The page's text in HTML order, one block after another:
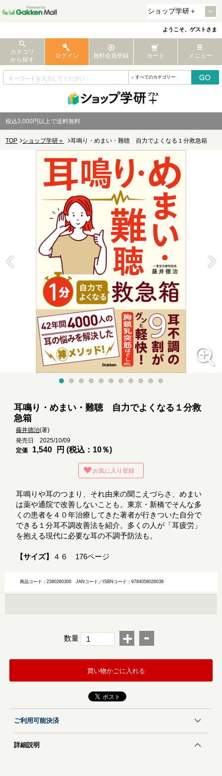
ようこそ、ゲストさま
カテゴリ
から探す
ログイン 無料会員登録 カート メニュー
税込3,000円以上で送料無料
TOP ショップ学研＋ 耳鳴り・めまい・難聴 自力でよくなる１分救急箱
耳鳴り・めまい・難聴 自力でよくなる１分救
急箱
藤井德治(著)
発売日 2025/10/09
定価
1,540 円 (税込：10％)
お気に入り登録
耳鳴りや耳のつまり、それ由来の聞こえづらさ、めまい
は薬や通院で改善しないことも。東京・新橋でそんな多
くの患者を４０年治療してきた著者が行きついた自分で
できる１分耳不調改善法を紹介。多くの人が「耳疲労」
を抱える現代に必要な耳の不調予防法も。
【サイズ】 ４６ 176ページ
商品コード：2380260300JANコード／ISBNコード：9784058026038
数量 + -
買い物かごに入れる
ご利用可能決済
詳細説明